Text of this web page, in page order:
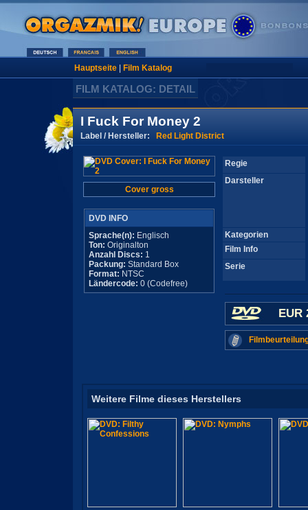
Hauptseite| Film Katalog
FILM KATALOG: DETAIL
I Fuck For Money 2
Label / Hersteller: Red Light District
Cover gross
DVD INFO
Sprache(n): Englisch
Ton: Originalton
Anzahl Discs: 1
Packung: Standard Box
Format: NTSC
Ländercode: 0 (Codefree)
Regie
Darsteller
Kategorien
Film Info
Serie
EUR
Weitere Filme dieses Herstellers